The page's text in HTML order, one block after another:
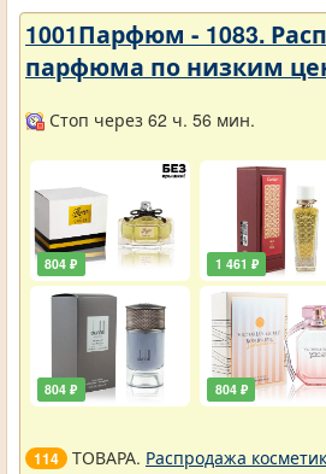
1001Парфюм - 1083.
парфюма по низким
Стоп через 62 ч. 56 мин.
804 ₽
804 ₽
1 461 ₽
804 ₽
114 ТОВАРА. Распродажа